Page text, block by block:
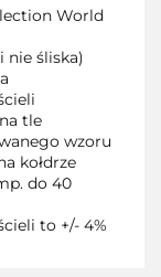
World
nie śliska)
tle
wzoru
kołdrze
do 40
to +/- 4%